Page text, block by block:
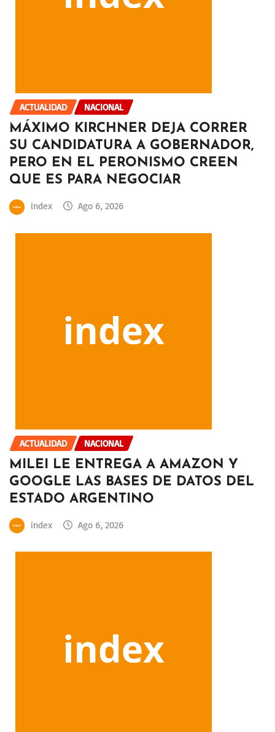
ACTUALIDAD NACIONAL
MÁXIMO KIRCHNER DEJA CORRER
SU CANDIDATURA A GOBERNADOR,
PERO EN EL PERONISMO CREEN
QUE ES PARA NEGOCIAR
index Ago 6, 2026
ACTUALIDAD NACIONAL
MILEI LE ENTREGA A AMAZON Y
GOOGLE LAS BASES DE DATOS DEL
ESTADO ARGENTINO
index Ago 6, 2026